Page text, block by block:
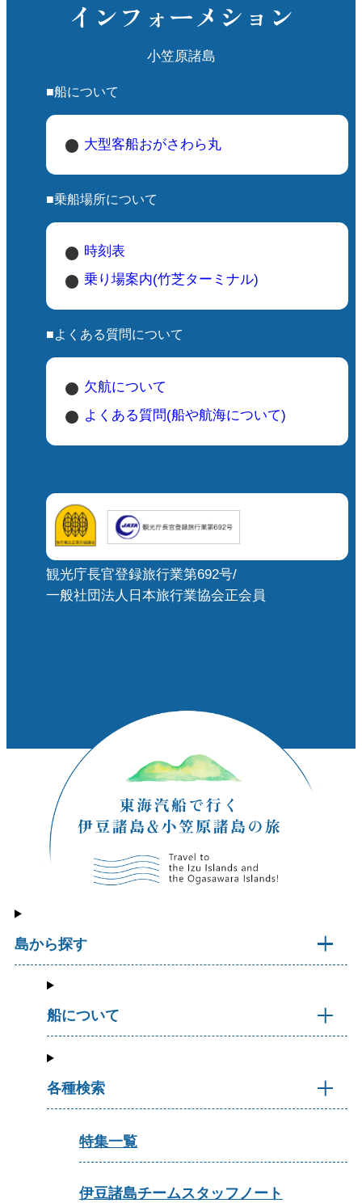
インフォーメション
小笠原諸島
■船について
大型客船おがさわら丸
■乗船場所について
時刻表
乗り場案内(竹芝ターミナル)
■よくある質問について
欠航について
よくある質問(船や航海について)
観光庁長官登録旅行業第692号/
一般社団法人日本旅行業協会正会員
島から探す
船について
各種検索
特集一覧
伊豆諸島チームスタッフノート